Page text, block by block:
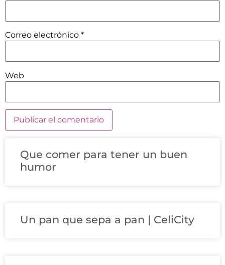
Correo electrónico *
Web
Que comer para tener un buen
humor
Un pan que sepa a pan | CeliCity